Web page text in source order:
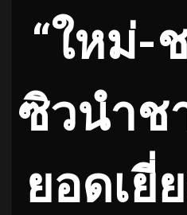
“ใหม่-
ซิวนำช
ยอดเยี่